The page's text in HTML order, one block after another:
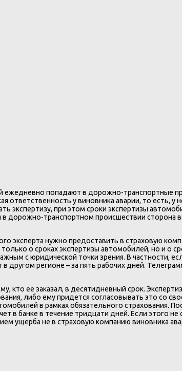
ежедневно попадают в дорожно-транспортные
ответственность у виновника аварии, то есть,
экспертизу, при этом сроки экспертизы
дорожно-транспортном происшествии сторона
эксперта нужно предоставить в страховую
о сроках экспертизы автомобилей, но и о
с юридической точки зрения. В частности,
другом регионе – за пять рабочих дней.
кто ее заказал, в десятидневный срок.
либо ему придется согласовывать это со
в рамках обязательного страхования.
в банке в течение тридцати дней. Если этого
ущерба не в страховую компанию виновника